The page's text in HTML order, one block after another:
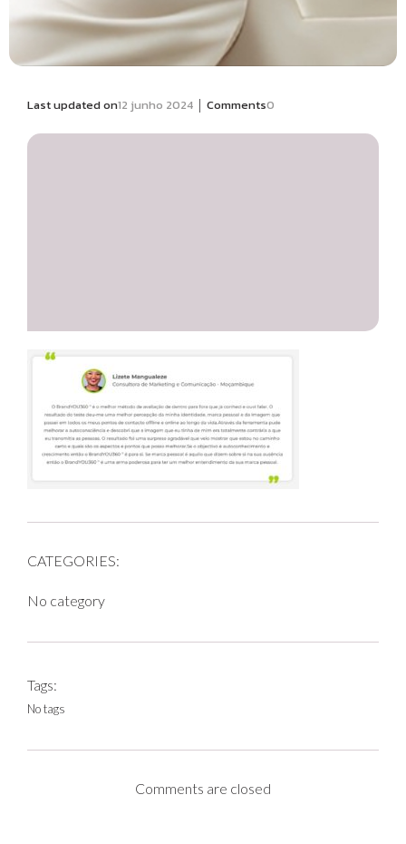
Last updated on12 junho 2024 | Comments0
CATEGORIES:
No category
Tags:
No tags
Comments are closed